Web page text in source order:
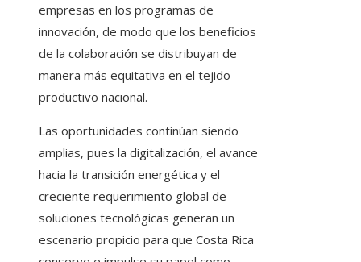
empresas en los programas de
innovación, de modo que los beneficios
de la colaboración se distribuyan de
manera más equitativa en el tejido
productivo nacional.
Las oportunidades continúan siendo
amplias, pues la digitalización, el avance
hacia la transición energética y el
creciente requerimiento global de
soluciones tecnológicas generan un
escenario propicio para que Costa Rica